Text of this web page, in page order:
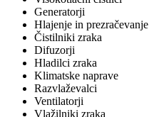
Generatorji
Hlajenje in prezračevanje
Čistilniki zraka
Difuzorji
Hladilci zraka
Klimatske naprave
Razvlaževalci
Ventilatorji
Vlažilniki zraka